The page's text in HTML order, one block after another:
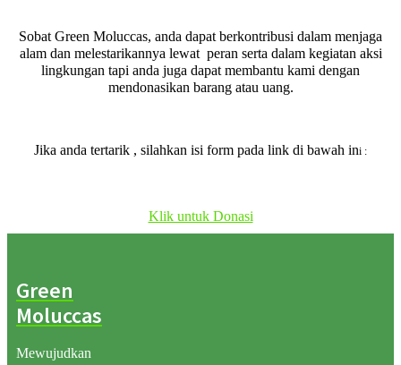
Sobat Green Moluccas, anda dapat berkontribusi dalam menjaga
alam dan melestarikannya lewat peran serta dalam kegiatan aksi
lingkungan tapi anda juga dapat membantu kami dengan
mendonasikan barang atau uang.
Jika anda tertarik , silahkan isi form pada link di bawah ini :
Klik untuk Donasi
Green
Moluccas
Mewujudkan